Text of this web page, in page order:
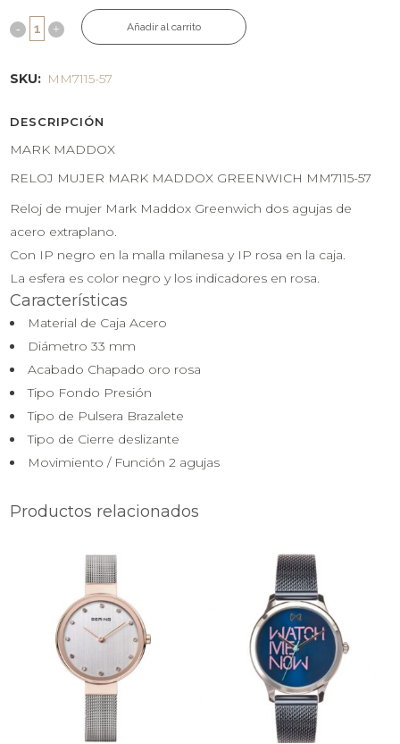
Añadir al carrito
SKU: MM7115-57
DESCRIPCIÓN
MARK MADDOX
RELOJ MUJER MARK MADDOX GREENWICH MM7115-57
Reloj de mujer Mark Maddox Greenwich dos agujas de
acero extraplano.
Con IP negro en la malla milanesa y IP rosa en la caja.
La esfera es color negro y los indicadores en rosa.
Características
Material de CajaAcero
Diámetro33 mm
Acabado Chapado oro rosa
Tipo Fondo Presión
Tipo de Pulsera Brazalete
Tipo de Cierre deslizante
Movimiento / Función2 agujas
Productos relacionados